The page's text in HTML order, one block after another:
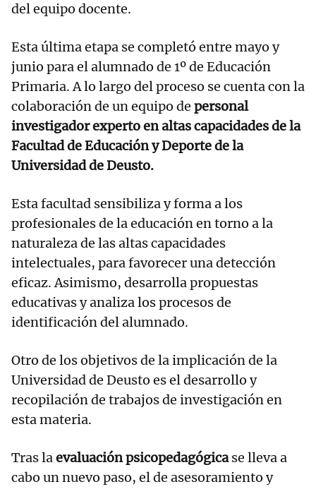
del equipo docente.
Esta última etapa se completó entre mayo y
junio para el alumnado de 1º de Educación
Primaria. A lo largo del proceso se cuenta con la
colaboración de un equipo de personal
investigador experto en altas capacidades de la
Facultad de Educación y Deporte de la
Universidad de Deusto.
Esta facultad sensibiliza y forma a los
profesionales de la educación en torno a la
naturaleza de las altas capacidades
intelectuales, para favorecer una detección
eficaz. Asimismo, desarrolla propuestas
educativas y analiza los procesos de
identificación del alumnado.
Otro de los objetivos de la implicación de la
Universidad de Deusto es el desarrollo y
recopilación de trabajos de investigación en
esta materia.
Tras laevaluación psicopedagógicase lleva a
cabo un nuevo paso, el de asesoramiento y